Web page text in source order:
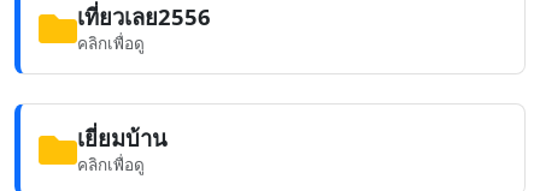
เที่ยวเลย2556
คลิกเพื่อดู
เยี่ยมบ้าน
คลิกเพื่อดู